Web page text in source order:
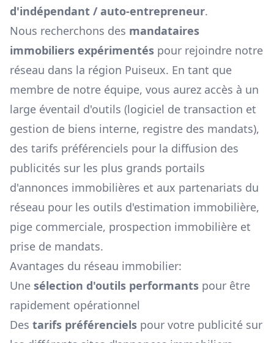
d'indépendant / auto-entrepreneur.
Nous recherchons des mandataires
immobiliers expérimentés pour rejoindre notre
réseau dans la région Puiseux. En tant que
membre de notre équipe, vous aurez accès à un
large éventail d'outils (logiciel de transaction et
gestion de biens interne, registre des mandats),
des tarifs préférenciels pour la diffusion des
publicités sur les plus grands portails
d'annonces immobilières et aux partenariats du
réseau pour les outils d'estimation immobilière,
pige commerciale, prospection immobilière et
prise de mandats.
Avantages du réseau immobilier:
Une sélection d'outils performants pour être
rapidement opérationnel
Des tarifs préférenciels pour votre publicité sur